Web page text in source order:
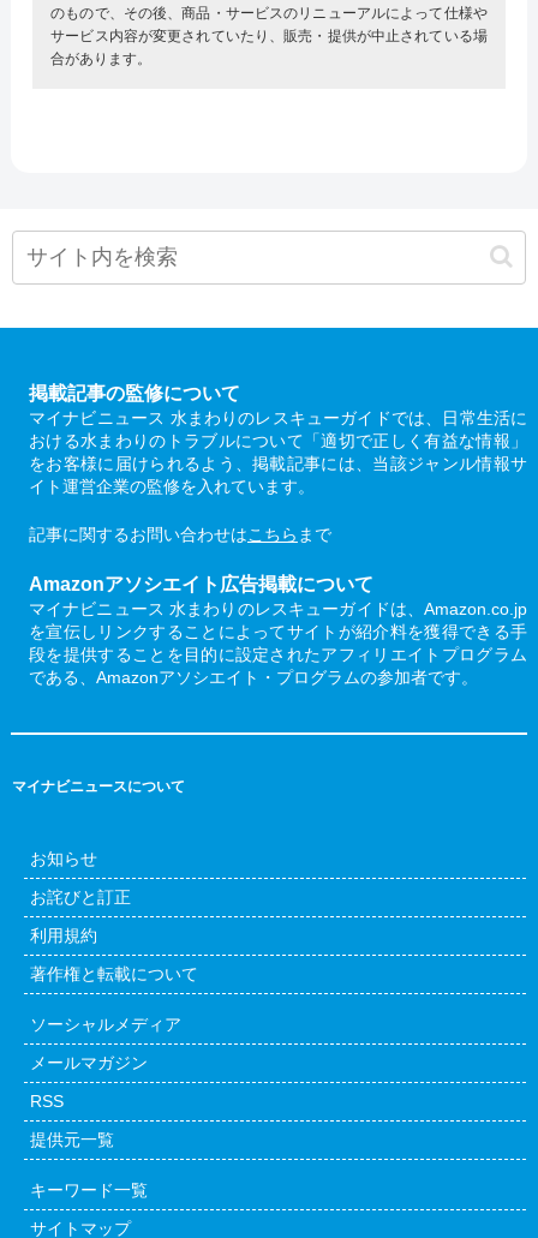
のもので、その後、商品・サービスのリニューアルによって仕様や
サービス内容が変更されていたり、販売・提供が中止されている場
合があります。
掲載記事の監修について
マイナビニュース 水まわりのレスキューガイドでは、日常生活に
おける水まわりのトラブルについて「適切で正しく有益な情報」
をお客様に届けられるよう、掲載記事には、当該ジャンル情報サ
イト運営企業の監修を入れています。
記事に関するお問い合わせはこちら まで
Amazonアソシエイト広告掲載について
マイナビニュース 水まわりのレスキューガイドは、Amazon.co.jp
を宣伝しリンクすることによってサイトが紹介料を獲得できる手
段を提供することを目的に設定されたアフィリエイトプログラム
である、Amazonアソシエイト・プログラムの参加者です。
マイナビニュースについて
お知らせ
お詫びと訂正
利用規約
著作権と転載について
ソーシャルメディア
メールマガジン
RSS
提供元一覧
キーワード一覧
サイトマップ